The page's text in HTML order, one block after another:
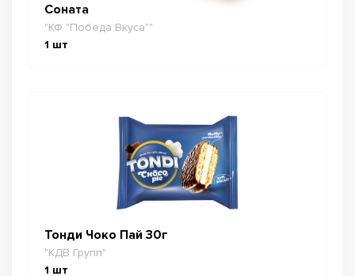
Соната
"КФ "Победа Вкуса""
1 шт
Тонди Чоко Пай 30г
"КДВ Групп"
1 шт